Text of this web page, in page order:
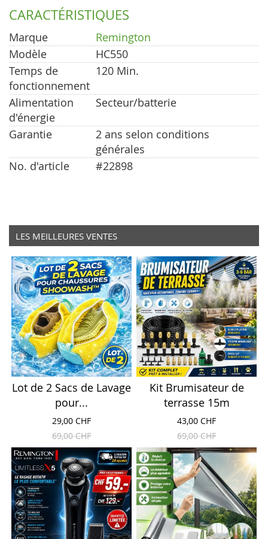
CARACTÉRISTIQUES
Marque
Remington
Modèle
HC550
Temps de
fonctionnement
120 Min.
Alimentation
d'énergie
Secteur/batterie
Garantie
2 ans selon conditions
générales
No. d'article
#22898
LES MEILLEURES VENTES
Lot de 2 Sacs de Lavage
pour...
29,00 CHF
69,00 CHF
Kit Brumisateur de
terrasse 15m
43,00 CHF
69,00 CHF